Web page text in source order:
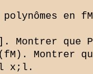
en
Montrer que
x;l.